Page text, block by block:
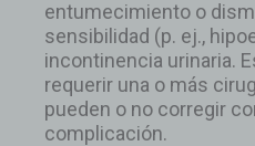
entumecimiento o
sensibilidad (p. ej.,
incontinencia urinaria.
requerir una o más
pueden o no corregir
complicación.